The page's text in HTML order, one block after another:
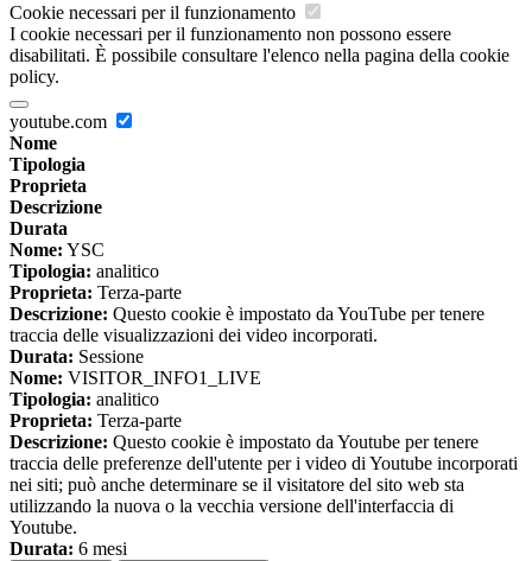
Cookie necessari per il funzionamento
I cookie necessari per il funzionamento non possono essere
disabilitati. È possibile consultare l'elenco nella pagina della cookie
policy.
youtube.com
Nome
Tipologia
Proprieta
Descrizione
Durata
Nome: YSC
Tipologia: analitico
Proprieta: Terza-parte
Descrizione: Questo cookie è impostato da YouTube per tenere
traccia delle visualizzazioni dei video incorporati.
Durata: Sessione
Nome: VISITOR_INFO1_LIVE
Tipologia: analitico
Proprieta: Terza-parte
Descrizione: Questo cookie è impostato da Youtube per tenere
traccia delle preferenze dell'utente per i video di Youtube incorporati
nei siti; può anche determinare se il visitatore del sito web sta
utilizzando la nuova o la vecchia versione dell'interfaccia di
Youtube.
Durata: 6 mesi